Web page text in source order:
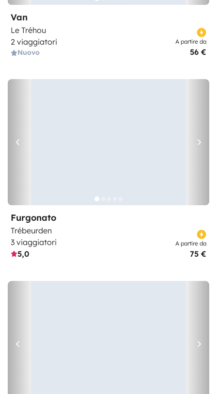
Van
Le Tréhou
2 viaggiatori
Nuovo
A partire da
56 €
Furgonato
Trébeurden
3 viaggiatori
5,0
A partire da
75 €